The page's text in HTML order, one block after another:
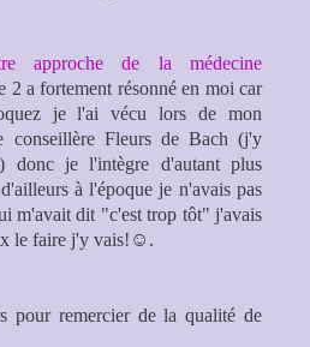
approche de la médecine
2 a fortement résonné en moi car
je l'ai vécu lors de mon
conseillère Fleurs de Bach (j'y
donc je l'intègre d'autant plus
à l'époque je n'avais pas
m'avait dit "c'est trop tôt" j'avais
le faire j'y vais!☺.
pour remercier de la qualité de